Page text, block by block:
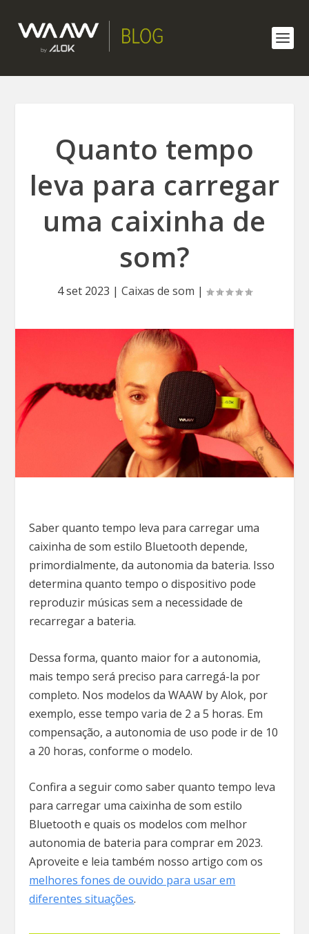
Quanto tempo
leva para carregar
uma caixinha de
som?
4 set 2023 | Caixas de som |
Saber quanto tempo leva para carregar uma
caixinha de som estilo Bluetooth depende,
primordialmente, da autonomia da bateria. Isso
determina quanto tempo o dispositivo pode
reproduzir músicas sem a necessidade de
recarregar a bateria.
Dessa forma, quanto maior for a autonomia,
mais tempo será preciso para carregá-la por
completo. Nos modelos da WAAW by Alok, por
exemplo, esse tempo varia de 2 a 5 horas. Em
compensação, a autonomia de uso pode ir de 10
a 20 horas, conforme o modelo.
Confira a seguir como saber quanto tempo leva
para carregar uma caixinha de som estilo
Bluetooth e quais os modelos com melhor
autonomia de bateria para comprar em 2023.
Aproveite e leia também nosso artigo com os
melhores fones de ouvido para usar em
diferentes situações.